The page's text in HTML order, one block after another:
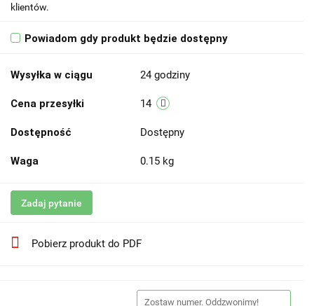
klientów.
Powiadom gdy produkt będzie dostępny
Wysyłka w ciągu 24 godziny
Cena przesyłki 14
Dostępność Dostępny
Waga 0.15 kg
Zadaj pytanie
Pobierz produkt do PDF